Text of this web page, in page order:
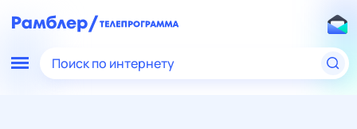
Поиск по интернету